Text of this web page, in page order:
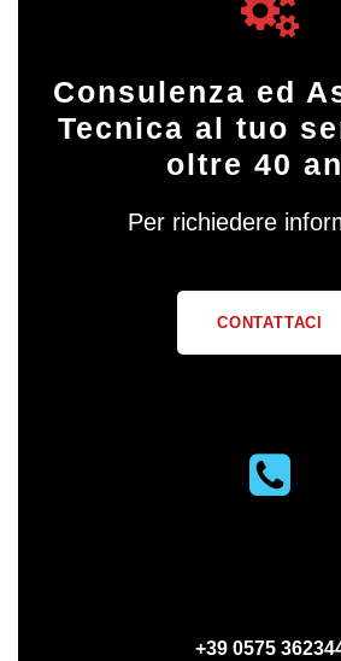
Consulenza ed
Tecnica al tuo
oltre 40
Per richiedere
CONTATTACI
+39 0575